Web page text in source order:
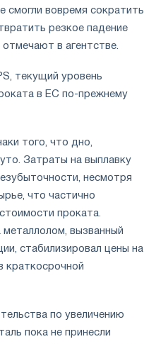
смогли вовремя сократить
резкое падение
в агентстве.
текущий уровень
в ЕС по-прежнему
того, что дно,
Затраты на выплавку
несмотря
что частично
проката.
металлолом, вызванный
стабилизировал цены на
краткосрочной
по увеличению
пока не принесли